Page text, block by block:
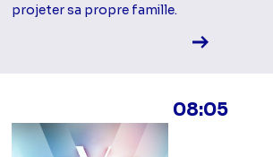
projeter sa propre famille.
Voir la
08:05